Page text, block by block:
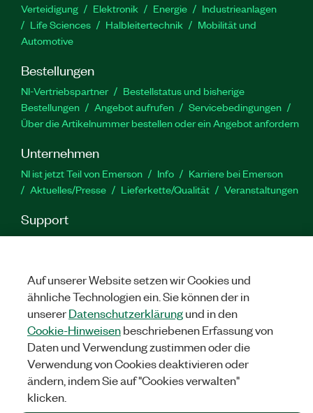
Verteidigung
Elektronik Energie
Industrieanlagen
Life Sciences
Halbleitertechnik
Mobilität und
Automotive
Bestellungen
NI-Vertriebspartner
Bestellstatus und bisherige
Bestellungen
Angebot aufrufen
Servicebedingungen
Über die Artikelnummer bestellen oder ein Angebot anfordern
Unternehmen
NI ist jetzt Teil von Emerson Info
Karriere bei Emerson
Aktuelles/Presse
Lieferkette/Qualität Veranstaltungen
Support
Downloads Produktdokumentation
Diskussionsforen
YouTube
Twitter
RECHTLICHE HINWEISE
©NATIONAL INSTRUMENTS CORP. ALLE RECHTE VORBEHALTEN.
Auf unserer Website setzen wir Cookies und
ähnliche Technologien ein. Sie können der in
unsererDatenschutzerklärungund in den
Cookie-Hinweisenbeschriebenen Erfassung von
Daten und Verwendung zustimmen oder die
Verwendung von Cookies deaktivieren oder
ändern, indem Sie auf "Cookies verwalten"
klicken.